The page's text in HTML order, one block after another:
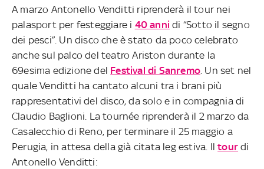
A marzo Antonello Venditti riprenderà il tour nei
palasport per festeggiare i 40 anni di “Sotto il segno
dei pesci”. Un disco che è stato da poco celebrato
anche sul palco del teatro Ariston durante la
69esima edizione del Festival di Sanremo. Un set nel
quale Venditti ha cantato alcuni tra i brani più
rappresentativi del disco, da solo e in compagnia di
Claudio Baglioni. La tournée riprenderà il 2 marzo da
Casalecchio di Reno, per terminare il 25 maggio a
Perugia, in attesa della già citata leg estiva. Iltour di
Antonello Venditti: